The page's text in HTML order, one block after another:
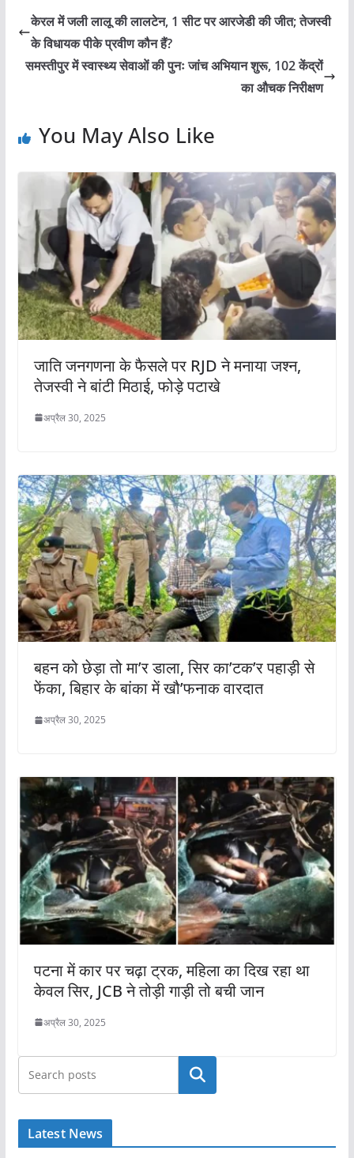
केरल में जली लालू की लालटेन, 1 सीट पर आरजेडी की जीत; तेजस्वी
के विधायक पीके प्रवीण कौन हैं?
समस्तीपुर में स्वास्थ्य सेवाओं की पुनः जांच अभियान शुरू, 102 केंद्रों
का औचक निरीक्षण
You May Also Like
जाति जनगणना के फैसले पर RJD ने मनाया जश्न,
तेजस्वी ने बांटी मिठाई, फोड़े पटाखे
अप्रैल 30, 2025
बहन को छेड़ा तो मा’र डाला, सिर का’टक’र पहाड़ी से
फेंका, बिहार के बांका में खौ’फनाक वारदात
अप्रैल 30, 2025
पटना में कार पर चढ़ा ट्रक, महिला का दिख रहा था
केवल सिर, JCB ने तोड़ी गाड़ी तो बची जान
अप्रैल 30, 2025
खोजें
Latest News